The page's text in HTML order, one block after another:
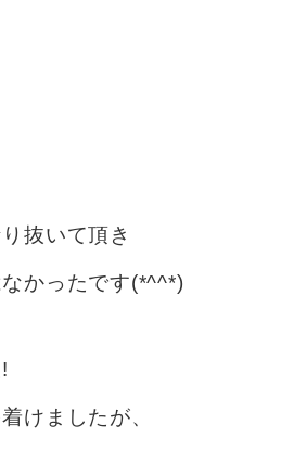
抜いて頂き
かったです(*^^*)
けましたが、